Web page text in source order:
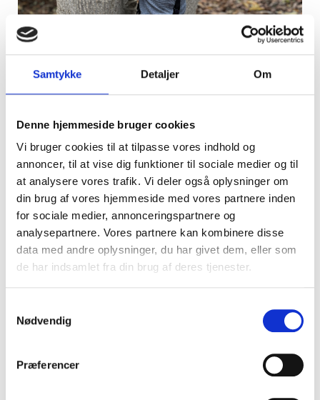
Samtykke Detaljer Om
Denne hjemmeside bruger cookies
Vi bruger cookies til at tilpasse vores indhold og
annoncer, til at vise dig funktioner til sociale medier og til
at analysere vores trafik. Vi deler også oplysninger om
din brug af vores hjemmeside med vores partnere inden
for sociale medier, annonceringspartnere og
analysepartnere. Vores partnere kan kombinere disse
data med andre oplysninger, du har givet dem, eller som
de har indsamlet fra din brug af deres tjenester.
Nødvendig
Præferencer
Termobyxor